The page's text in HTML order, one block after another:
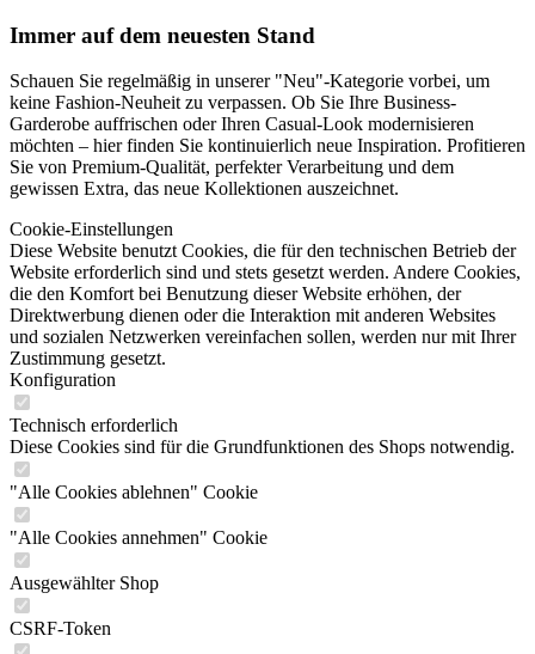
Immer auf dem neuesten Stand
Schauen Sie regelmäßig in unserer "Neu"-Kategorie vorbei, um
keine Fashion-Neuheit zu verpassen. Ob Sie Ihre Business-
Garderobe auffrischen oder Ihren Casual-Look modernisieren
möchten – hier finden Sie kontinuierlich neue Inspiration. Profitieren
Sie von Premium-Qualität, perfekter Verarbeitung und dem
gewissen Extra, das neue Kollektionen auszeichnet.
Cookie-Einstellungen
Diese Website benutzt Cookies, die für den technischen Betrieb der
Website erforderlich sind und stets gesetzt werden. Andere Cookies,
die den Komfort bei Benutzung dieser Website erhöhen, der
Direktwerbung dienen oder die Interaktion mit anderen Websites
und sozialen Netzwerken vereinfachen sollen, werden nur mit Ihrer
Zustimmung gesetzt.
Konfiguration
Technisch erforderlich
Diese Cookies sind für die Grundfunktionen des Shops notwendig.
"Alle Cookies ablehnen" Cookie
"Alle Cookies annehmen" Cookie
Ausgewählter Shop
CSRF-Token